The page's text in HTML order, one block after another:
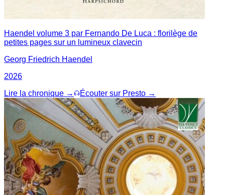
Haendel volume 3 par Fernando De Luca : florilège de
petites pages sur un lumineux clavecin
Georg Friedrich Haendel
2026
Lire la chronique →
Écouter sur Presto →